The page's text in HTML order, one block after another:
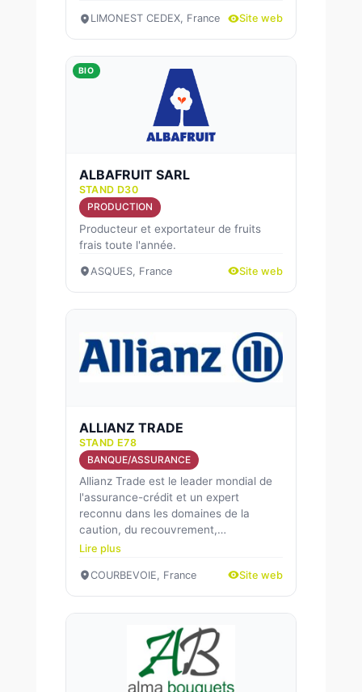
LIMONEST CEDEX, France Site web
BIO
ALBAFRUIT SARL
STAND D30
PRODUCTION
Producteur et exportateur de fruits
frais toute l'année.
ASQUES, France Site web
ALLIANZ TRADE
STAND E78
BANQUE/ASSURANCE
Allianz Trade est le leader mondial de
l'assurance-crédit et un expert
reconnu dans les domaines de la
caution, du recouvrement,…
Lire plus
COURBEVOIE, France Site web